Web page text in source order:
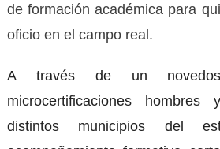
de formación académica para
oficio en el campo real.
A través de un
microcertificaciones
distintos municipios del